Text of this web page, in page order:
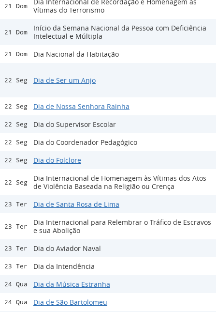
21 Dom
Vítimas do Terrorismo
21 Dom
Início da Semana Nacional da Pessoa com Deficiência
Intelectual e Múltipla
21 Dom Dia Nacional da Habitação
22 Seg Dia de Ser um Anjo
22 Seg Dia de Nossa Senhora Rainha
22 Seg Dia do Supervisor Escolar
22 Seg Dia do Coordenador Pedagógico
22 Seg Dia do Folclore
22 Seg
Dia Internacional de Homenagem às Vítimas dos Atos
de Violência Baseada na Religião ou Crença
23 Ter Dia de Santa Rosa de Lima
23 Ter
Dia Internacional para Relembrar o Tráfico de Escravos
e sua Abolição
23 Ter Dia do Aviador Naval
23 Ter Dia da Intendência
24 Qua Dia da Música Estranha
24 Qua Dia de São Bartolomeu